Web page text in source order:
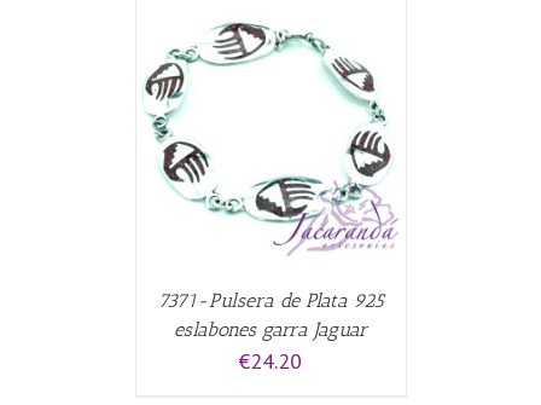
7371-Pulsera de Plata 925
eslabones garra Jaguar
€24.20